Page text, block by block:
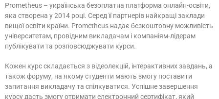
Prometheus – українська безоплатна платформа онлайн-освіти,
яка створена у 2014 році. Серед її партнерів найкращі заклади
вищої освіти країни. Prometheus надає безкоштовну можливість
університетам, провідним викладачам і компаніям-лідерам
публікувати та розповсюджувати курси.
Кожен курс складається з відеолекцій, інтерактивних завдань, а
також форуму, на якому студенти мають змогу поставити
запитання викладачу та спілкуватися. Успішне завершення
курсу дасть змогу отримати електронний сертифікат, який